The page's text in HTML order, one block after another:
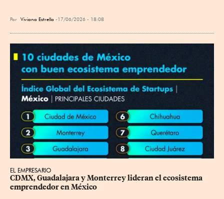
Por Viviana Estrella 17/06/2026 - 18:08
EL EMPRESARIO
CDMX, Guadalajara y Monterrey lideran el ecosistema
emprendedor en México